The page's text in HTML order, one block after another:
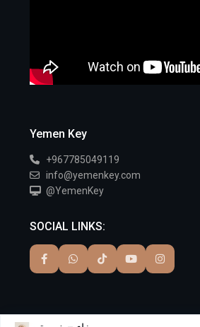
Yemen Key
+967785049119
info@yemenkey.com
@YemenKey
SOCIAL LINKS: